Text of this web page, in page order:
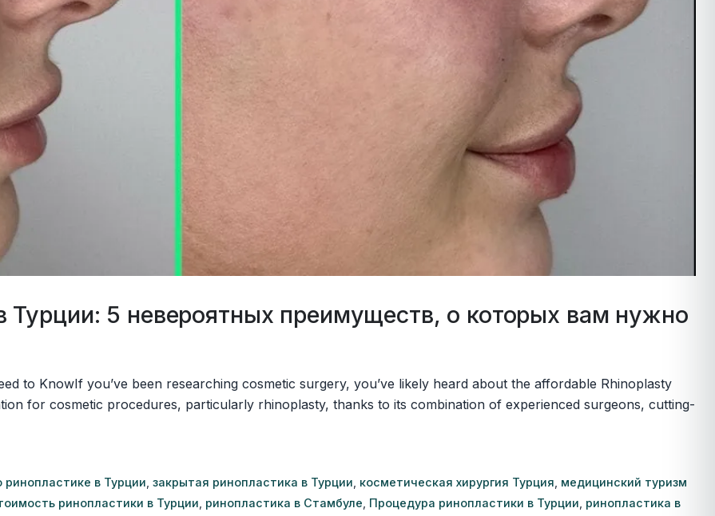
Турции: 5 невероятных преимуществ, о которых вам нужно
to KnowIf you’ve been researching cosmetic surgery, you’ve likely heard about the affordable Rhinoplasty
for cosmetic procedures, particularly rhinoplasty, thanks to its combination of experienced surgeons, cutting-
ринопластике в Турции,закрытая ринопластика в Турции, косметическая хирургия Турция, медицинский туризм
ринопластики в Турции, ринопластика в Стамбуле, Процедура ринопластики в Турции, ринопластика в